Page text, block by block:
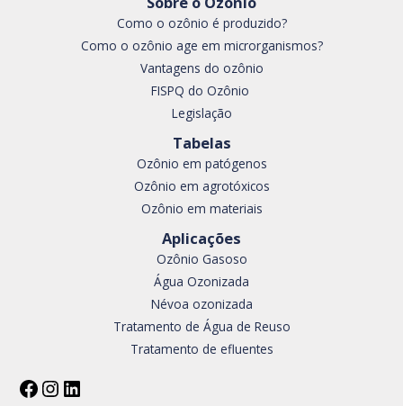
Como o ozônio é produzido?
Como o ozônio age em microrganismos?
Vantagens do ozônio
FISPQ do Ozônio
Legislação
Tabelas
Ozônio em patógenos
Ozônio em agrotóxicos
Ozônio em materiais
Aplicações
Ozônio Gasoso
Água Ozonizada
Névoa ozonizada​
Tratamento de Água de Reuso
Tratamento de efluentes​